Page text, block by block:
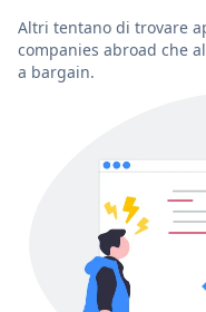
Altri tentano di trovare
companies abroad che
a bargain.